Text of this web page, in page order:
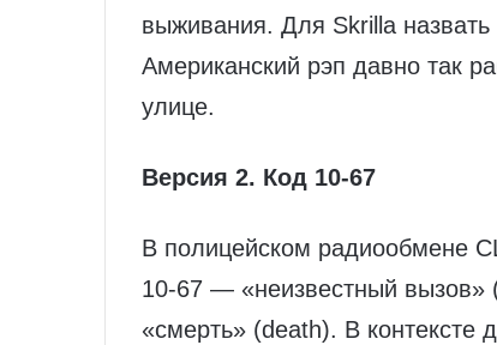
выживания. Для Skrilla назвать
Американский рэп давно так
улице.
Версия 2. Код 10-67
В полицейском радиообмене
10-67 — «неизвестный вызов»
«смерть» (death). В контексте